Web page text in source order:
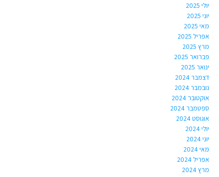
יולי 2025
יוני 2025
מאי 2025
אפריל 2025
מרץ 2025
פברואר 2025
ינואר 2025
דצמבר 2024
נובמבר 2024
אוקטובר 2024
ספטמבר 2024
אוגוסט 2024
יולי 2024
יוני 2024
מאי 2024
אפריל 2024
מרץ 2024